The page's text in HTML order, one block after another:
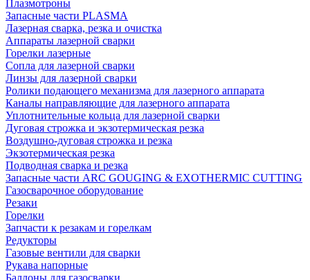
Плазмотроны
Запасные части PLASMA
Лазерная сварка, резка и очистка
Аппараты лазерной сварки
Горелки лазерные
Сопла для лазерной сварки
Линзы для лазерной сварки
Ролики подающего механизма для лазерного аппарата
Каналы направляющие для лазерного аппарата
Уплотнительные кольца для лазерной сварки
Дуговая строжка и экзотермическая резка
Воздушно-дуговая строжка и резка
Экзотермическая резка
Подводная сварка и резка
Запасные части ARC GOUGING & EXOTHERMIC CUTTING
Газосварочное оборудование
Резаки
Горелки
Запчасти к резакам и горелкам
Редукторы
Газовые вентили для сварки
Рукава напорные
Баллоны для газосварки